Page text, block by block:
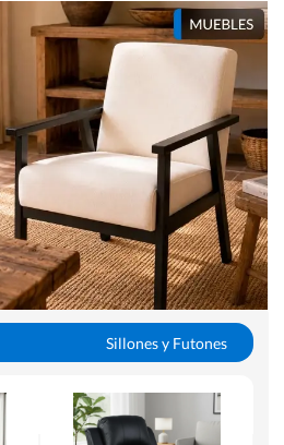
Sillones y Futones
Racks y Muebles TV